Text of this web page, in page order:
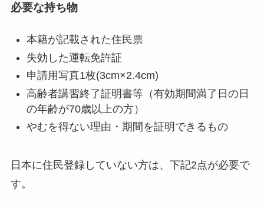
必要な持ち物
本籍が記載された住民票
失効した運転免許証
申請用写真1枚(3cm×2.4cm)
高齢者講習終了証明書等（有効期間満了日の日
の年齢が70歳以上の方）
やむを得ない理由・期間を証明できるもの
日本に住民登録していない方は、下記2点が必要で
す。